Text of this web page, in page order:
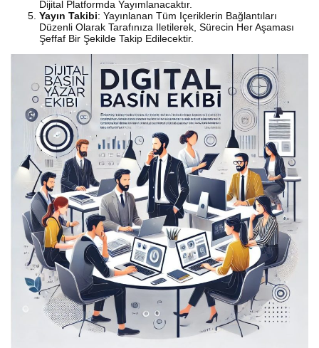
Dijital Platformda Yayımlanacaktır.
Yayın Takibi: Yayınlanan Tüm Içeriklerin Bağlantıları
Düzenli Olarak Tarafınıza Iletilerek, Sürecin Her Aşaması
Şeffaf Bir Şekilde Takip Edilecektir.